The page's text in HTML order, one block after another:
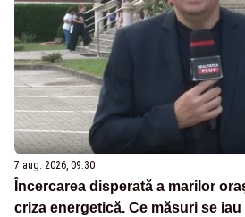
7 aug. 2026, 09:30
Încercarea disperată a marilor
criza energetică. Ce măsuri se iau